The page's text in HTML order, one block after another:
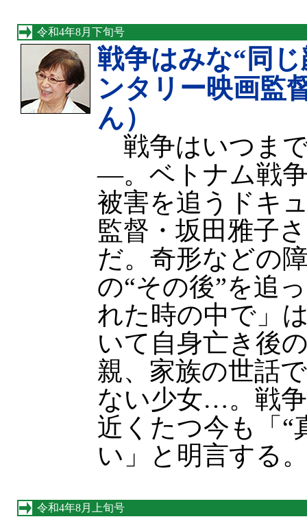
令和4年8月下旬号
戦争はみな“同
ンタリー映画監
ん）
戦争はいつま
—。ベトナム戦
被害を追うドキ
監督・坂田雅子
だ。奇形などの
の“その後”を追
れた時の中で」
いて自身亡き後
親、家族の世話
ない少女…。戦
近くたつ今も「“
い」と明言する
令和4年8月上旬号